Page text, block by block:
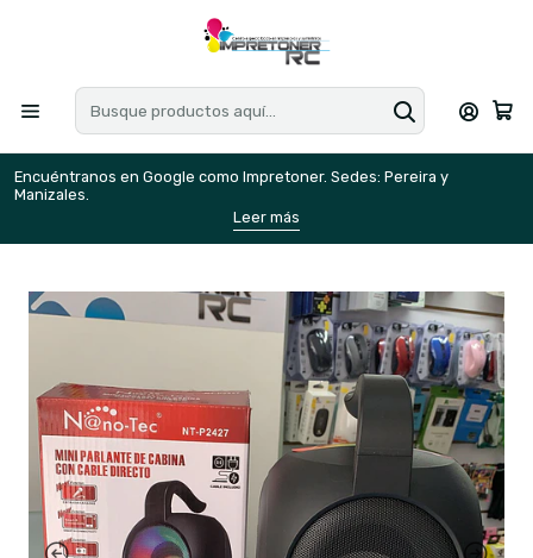
Encuéntranos en Google como Impretoner. Sedes: Pereira y
Manizales.
Leer más